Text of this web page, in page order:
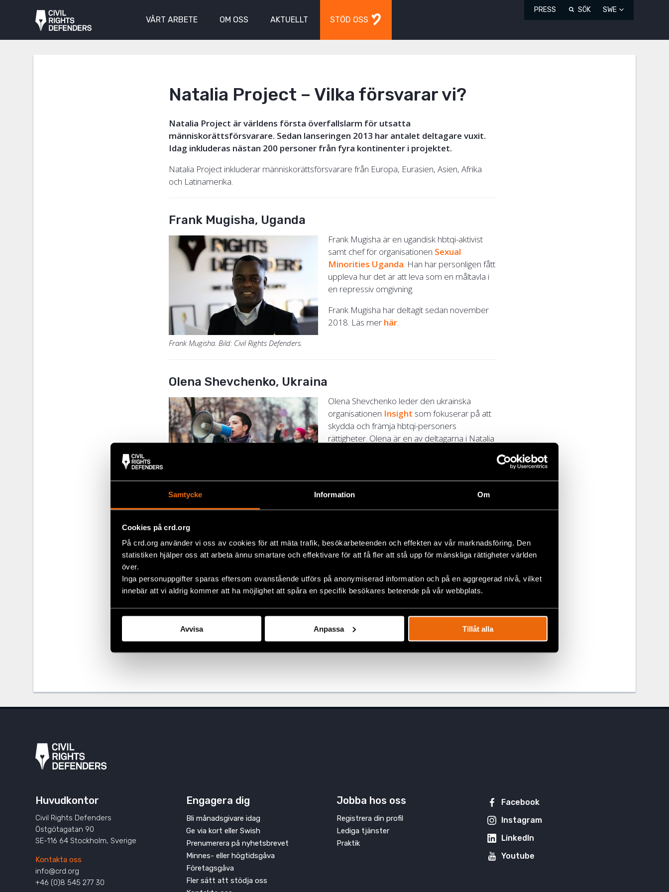
Samtycke Information Om
Cookies på crd.org
På crd.org använder vi oss av cookies för att mäta trafik, besökarbeteenden och effekten av vår marknadsföring. Den
statistiken hjälper oss att arbeta ännu smartare och effektivare för att få fler att stå upp för mänskliga rättigheter världen
över.
Inga personuppgifter sparas eftersom ovanstående utförs på anonymiserad information och på en aggregerad nivå, vilket
innebär att vi aldrig kommer att ha möjlighet att spåra en specifik besökares beteende på vår webbplats.
Avvisa Anpassa Tillåt alla
VÅRT ARBETE OM OSS AKTUELLT STÖD OSS
PRESS SÖK SWE
Natalia Project – Vilka försvarar vi?
Natalia Project är världens första överfallslarm för utsatta
människorättsförsvarare. Sedan lanseringen 2013 har antalet deltagare vuxit.
Idag inkluderas nästan 200 personer från fyra kontinenter i projektet.
Natalia Project inkluderar människorättsförsvarare från Europa, Eurasien, Asien, Afrika
och Latinamerika.
Frank Mugisha, Uganda
Frank Mugisha. Bild: Civil Rights Defenders.
Frank Mugisha är en ugandisk hbtqi-aktivist
samt chef för organisationen Sexual
Minorities Uganda. Han har personligen fått
uppleva hur det är att leva som en måltavla i
en repressiv omgivning.
Frank Mugisha har deltagit sedan november
2018. Läs mer här.
Olena Shevchenko, Ukraina
Olena Shevchenko. Bild: Insight
Olena Shevchenko leder den ukrainska
organisationen Insight som fokuserar på att
skydda och främja hbtqi-personers
rättigheter. Olena är en av deltagarna i Natalia
Uppmärksamhet genom sociala medier
Natalia Project bygger på stöd från människor världen över. När du sprider information
om Natalia Project bidrar du till att skapa uppmärksamhet som kan rädda liv. När någon
befinner sig i akut fara kan snabba reaktioner från omvärlden vara avgörande.
Följ oss på sociala medier och ta del av uppdateringar här:
Twitter
Facebook
Huvudkontor
Civil Rights Defenders
Östgötagatan 90
SE-116 64 Stockholm, Sverige
Kontakta oss
info@crd.org
+46 (0)8 545 277 30
Engagera dig
Bli månadsgivare idag
Ge via kort eller Swish
Prenumerera på nyhetsbrevet
Minnes- eller högtidsgåva
Företagsgåva
Fler sätt att stödja oss
Jobba hos oss
Registrera din profil
Lediga tjänster
Praktik
Facebook
Instagram
LinkedIn
Youtube